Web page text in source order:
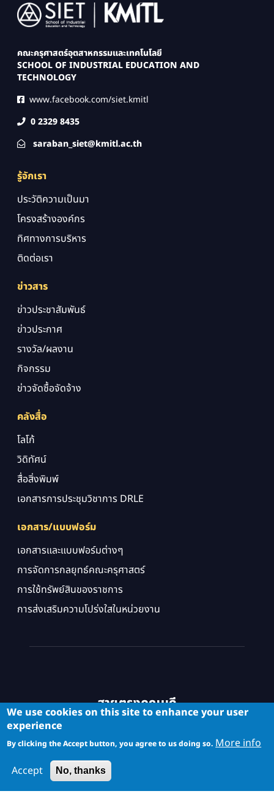
Image
คณะครุศาสตร์อุตสาหกรรมและเทคโนโลยี
SCHOOL OF INDUSTRIAL EDUCATION AND
TECHNOLOGY
www.facebook.com/siet.kmitl
0 2329 8435
saraban_siet@kmitl.ac.th
รู้จักเรา
ประวัติความเป็นมา
โครงสร้างองค์กร
ทิศทางการบริหาร
ติดต่อเรา
ข่าวสาร
ข่าวประชาสัมพันธ์
ข่าวประกาศ
รางวัล/ผลงาน
กิจกรรม
ข่าวจัดซื้อจัดจ้าง
คลังสื่อ
โลโก้
วิดิทัศน์
สื่อสิ่งพิมพ์
เอกสารการประชุมวิชาการ DRLE
เอกสาร/แบบฟอร์ม
เอกสารและแบบฟอร์มต่างๆ
การจัดการกลยุทธ์คณะครุศาสตร์
การใช้ทรัพย์สินของราชการ
การส่งเสริมความโปร่งใสในหน่วยงาน
สายตรงคณบดี
We use cookies on this site to enhance your user
experience
By clicking the Accept button, you agree to us doing so. More info
Accept
No, thanks